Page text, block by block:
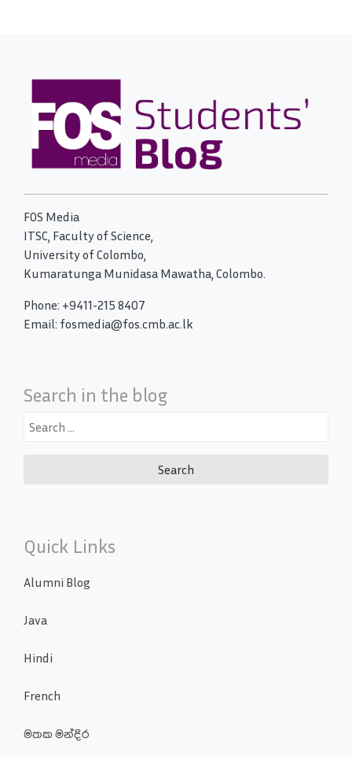
FOS Media
ITSC, Faculty of Science,
University of Colombo,
Kumaratunga Munidasa Mawatha, Colombo.
Phone: +9411-215 8407
Email: fosmedia@fos.cmb.ac.lk
Search in the blog
Search
Quick Links
Alumni Blog
Java
Hindi
French
මතක මන්දිර